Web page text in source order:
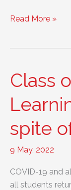
Nuevo
inglés
en
agosto
Read More »
Class
spite
9 May, 2022
COVID-19 and
all students